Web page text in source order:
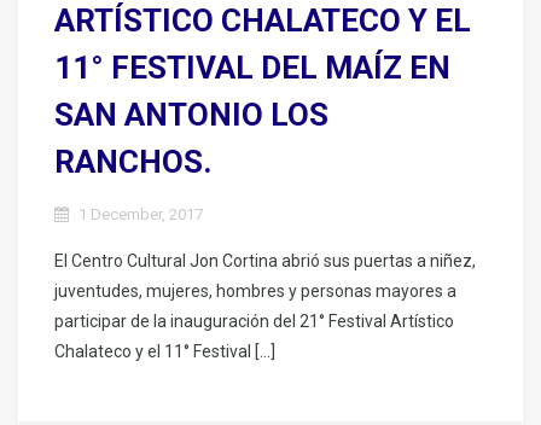
ARTÍSTICO CHALATECO Y EL
11° FESTIVAL DEL MAÍZ EN
SAN ANTONIO LOS
RANCHOS.
1 December, 2017
El Centro Cultural Jon Cortina abrió sus puertas a niñez,
juventudes, mujeres, hombres y personas mayores a
participar de la inauguración del 21° Festival Artístico
Chalateco y el 11° Festival […]